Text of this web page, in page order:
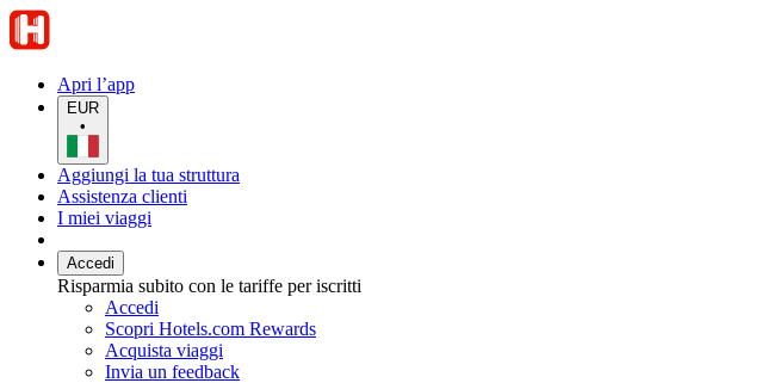
Apri l’app
EUR
•
Aggiungi la tua struttura
Assistenza clienti
I miei viaggi
Accedi
Risparmia subito con le tariffe per iscritti
Accedi
Scopri Hotels.com Rewards
Acquista viaggi
Invia un feedback